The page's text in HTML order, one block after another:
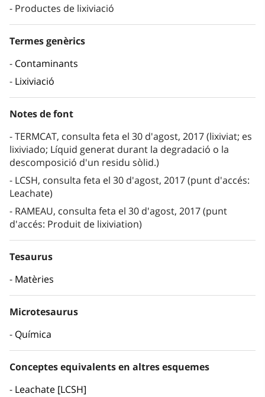
Productes de lixiviació
Termes genèrics
Contaminants
Lixiviació
Notes de font
TERMCAT, consulta feta el 30 d'agost, 2017 (lixiviat; es
lixiviado; Líquid generat durant la degradació o la
descomposició d'un residu sòlid.)
LCSH, consulta feta el 30 d'agost, 2017 (punt d'accés:
Leachate)
RAMEAU, consulta feta el 30 d'agost, 2017 (punt
d'accés: Produit de lixiviation)
Tesaurus
Matèries
Microtesaurus
Química
Conceptes equivalents en altres esquemes
Leachate [LCSH]